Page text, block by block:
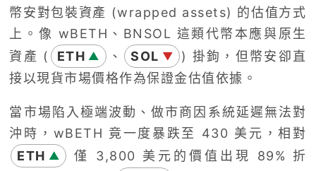
幣安對包裝資產 (wrapped assets) 的估值方式
上。像 wBETH、BNSOL 這類代幣本應與原生
資產 (
ETH ▲ 、 SOL ▼
) 掛鉤，但幣安卻直
接以現貨市場價格作為保證金估值依據。
當市場陷入極端波動、做市商因系統延遲無法對
沖時，wBETH 竟一度暴跌至 430 美元，相對
ETH ▲
僅 3,800 美元的價值出現 89% 折